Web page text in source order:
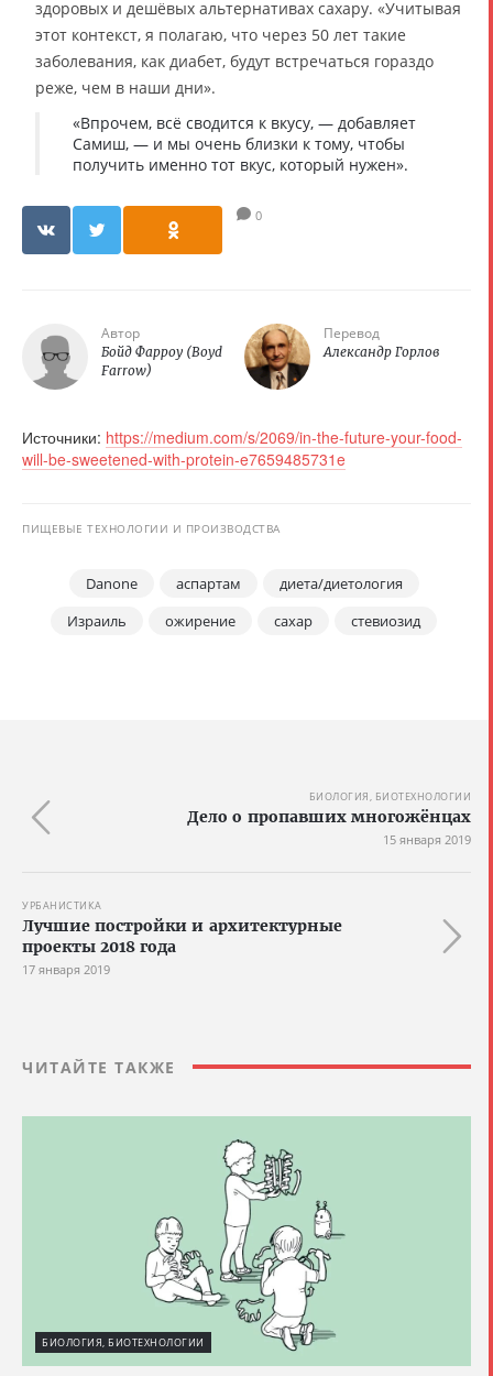
здоровых и дешёвых альтернативах сахару. «Учитывая
этот контекст, я полагаю, что через 50 лет такие
заболевания, как диабет, будут встречаться гораздо
реже, чем в наши дни».
«Впрочем, всё сводится к вкусу, — добавляет
Самиш, — и мы очень близки к тому, чтобы
получить именно тот вкус, который нужен».
0
Автор
Бойд Фарроу (Boyd
Farrow)
Перевод
Александр Горлов
Источники: https://medium.com/s/2069/in-the-future-your-food-
will-be-sweetened-with-protein-e7659485731e
ПИЩЕВЫЕ ТЕХНОЛОГИИ И ПРОИЗВОДСТВА
Danone аспартам
диета/диетология
Израиль
ожирение сахар стевиозид
БИОЛОГИЯ, БИОТЕХНОЛОГИИ
Дело о пропавших многожёнцах
15 января 2019
УРБАНИСТИКА
Лучшие постройки и архитектурные
проекты 2018 года
17 января 2019
ЧИТАЙТЕ ТАКЖЕ
БИОЛОГИЯ, БИОТЕХНОЛОГИИ